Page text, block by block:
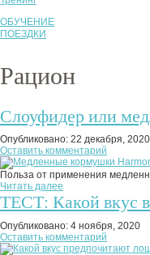
ОБУЧЕНИЕ
ПОЕЗДКИ
Рацион
Слоуфидер или
Опубликовано: 22 декабря, 2020
Оставить комментарий
Польза от применения
Читать далее
ТЕСТ: Какой вкус
Опубликовано: 4 ноября, 2020
Оставить комментарий